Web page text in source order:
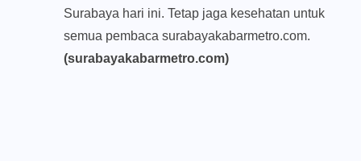
Surabaya hari ini. Tetap jaga kesehatan untuk
semua pembaca surabayakabarmetro.com.
(surabayakabarmetro.com)